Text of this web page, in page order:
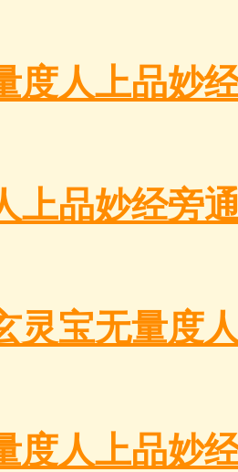
度人上品妙
上品妙经旁
灵宝无量度
度人上品妙